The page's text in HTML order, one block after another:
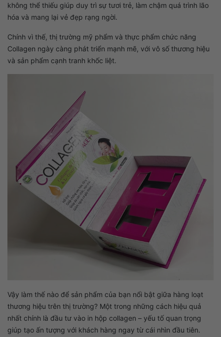
không thể thiếu giúp duy trì sự tươi trẻ, làm chậm quá trình lão
hóa và mang lại vẻ đẹp rạng ngời.
Chính vì thế, thị trường mỹ phẩm và thực phẩm chức năng
Collagen ngày càng phát triển mạnh mẽ, với vô số thương hiệu
và sản phẩm cạnh tranh khốc liệt.
Vậy làm thế nào để sản phẩm của bạn nổi bật giữa hàng loạt
thương hiệu trên thị trường? Một trong những cách hiệu quả
nhất chính là đầu tư vào in hộp collagen – yếu tố quan trọng
giúp tạo ấn tượng với khách hàng ngay từ cái nhìn đầu tiên.